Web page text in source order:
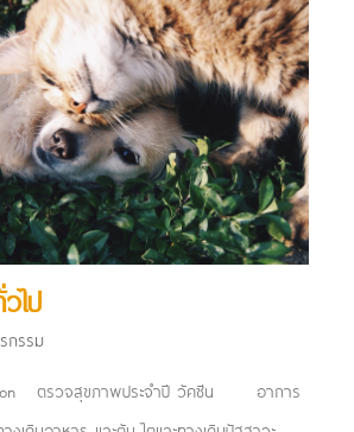
ไป
กรรม
ตรวจสุขภาพประจำปี วัคซีน อาการ